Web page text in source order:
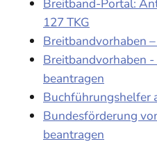
Breitband-Portal:
127 TKG
Breitbandvorhaben
Breitbandvorhaben
beantragen
Buchführungshelfer
Bundesförderung
beantragen